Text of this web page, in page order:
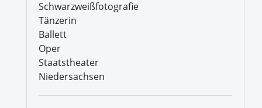
Schwarzweißfotografie
Tänzerin
Ballett
Oper
Staatstheater
Niedersachsen